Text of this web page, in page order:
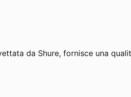
da Shure, fornisce una